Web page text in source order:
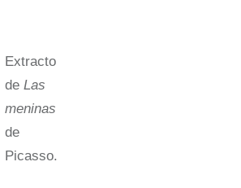
Extracto
deLas
meninas
de
Picasso.